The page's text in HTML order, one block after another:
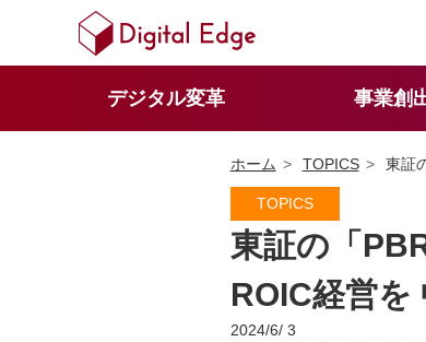
デジタル変革 事業創
ホーム TOPICS 東証
東証の「
ROIC経営を
2024/6/ 3